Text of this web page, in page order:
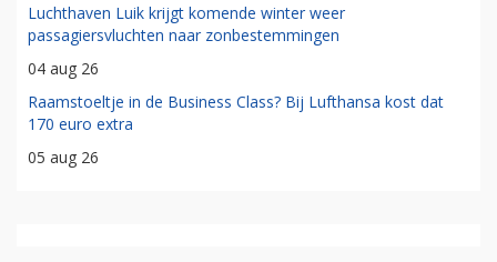
Luchthaven Luik krijgt komende winter weer
passagiersvluchten naar zonbestemmingen
04 aug 26
Raamstoeltje in de Business Class? Bij Lufthansa kost dat
170 euro extra
05 aug 26